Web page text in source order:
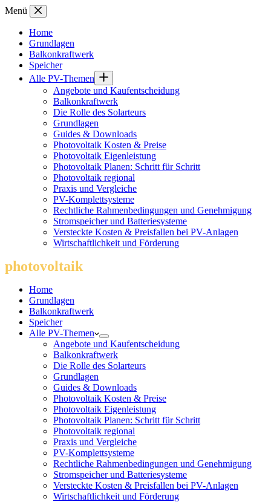
Zum
springen
Menü
Home
Grundlagen
Balkonkraftwerk
Speicher
Alle PV-Themen
Angebote und Kaufentscheidung
Balkonkraftwerk
Die Rolle des Solarteurs
Grundlagen
Guides & Downloads
Photovoltaik Kosten & Preise
Photovoltaik Eigenleistung
Photovoltaik Planen: Schritt für Schritt
Photovoltaik regional
Praxis und Vergleiche
PV-Komplettsysteme
Rechtliche Rahmenbedingungen und Genehmigung
Stromspeicher und Batteriesysteme
Versteckte Kosten & Preisfallen bei PV-Anlagen
Wirtschaftlichkeit und Förderung
photovoltaik
Home
Grundlagen
Balkonkraftwerk
Speicher
Alle PV-Themen
Angebote und Kaufentscheidung
Balkonkraftwerk
Die Rolle des Solarteurs
Grundlagen
Guides & Downloads
Photovoltaik Kosten & Preise
Photovoltaik Eigenleistung
Photovoltaik Planen: Schritt für Schritt
Photovoltaik regional
Praxis und Vergleiche
PV-Komplettsysteme
Rechtliche Rahmenbedingungen und Genehmigung
Stromspeicher und Batteriesysteme
Versteckte Kosten & Preisfallen bei PV-Anlagen
Wirtschaftlichkeit und Förderung